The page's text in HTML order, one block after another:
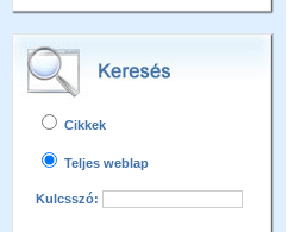
Cikkek
Teljes weblap
Kulcsszó: